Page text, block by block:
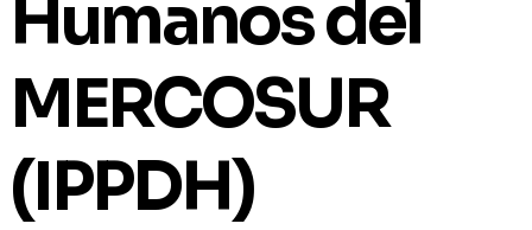
Humanos del
MERCOSUR
(IPPDH)